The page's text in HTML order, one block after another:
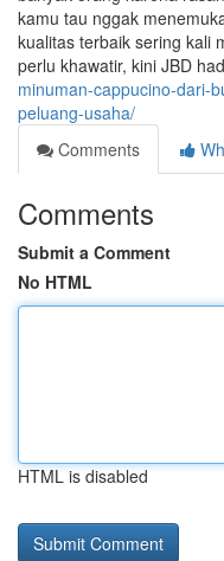
kamu tau nggak
kualitas terbaik sering kali
perlu khawatir, kini JBD
minuman-cappucino-dari-
peluang-usaha/
Comments
Comments
Submit a Comment
No HTML
HTML is disabled